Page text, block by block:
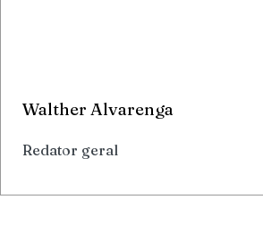
Walther Alvarenga
Redator geral